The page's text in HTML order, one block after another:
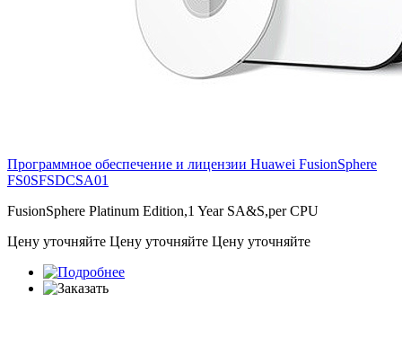
Программное обеспечение и лицензии Huawei FusionSphere
FS0SFSDCSA01
FusionSphere Platinum Edition,1 Year SA&S,per CPU
Цену уточняйте Цену уточняйте Цену уточняйте